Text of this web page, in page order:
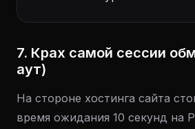
7. Крах самой сессии
аут)
На стороне хостинга сайта
время ожидания 10 секунд на